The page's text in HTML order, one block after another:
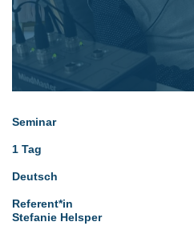
Seminar
1 Tag
Deutsch
Referent*in
Stefanie Helsper